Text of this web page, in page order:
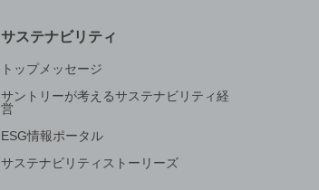
サステナビリティ
トップメッセージ
サントリーが考えるサステナビリティ経
営
ESG情報ポータル
サステナビリティストーリーズ